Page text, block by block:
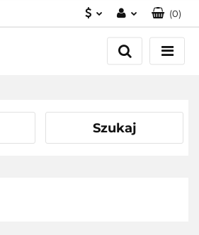
Zaloguj się
Zarejestruj się
(0)
Szukaj